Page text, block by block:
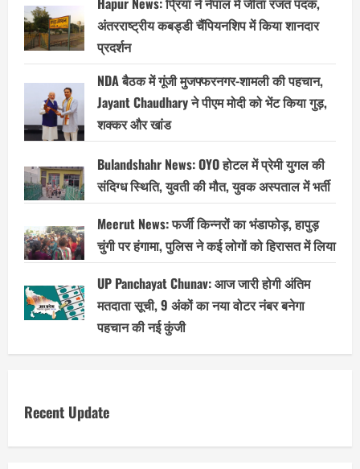
अंतरराष्ट्रीय कबड्डी चैंपियनशिप में किया शानदार
प्रदर्शन
NDA बैठक में गूंजी मुजफ्फरनगर-शामली की पहचान,
Jayant Chaudhary ने पीएम मोदी को भेंट किया गुड़,
शक्कर और खांड
Bulandshahr News: OYO होटल में प्रेमी युगल की
संदिग्ध स्थिति, युवती की मौत, युवक अस्पताल में भर्ती
Meerut News: फर्जी किन्नरों का भंडाफोड़, हापुड़
चुंगी पर हंगामा, पुलिस ने कई लोगों को हिरासत में लिया
UP Panchayat Chunav: आज जारी होगी अंतिम
मतदाता सूची, 9 अंकों का नया वोटर नंबर बनेगा
पहचान की नई कुंजी
Recent Update